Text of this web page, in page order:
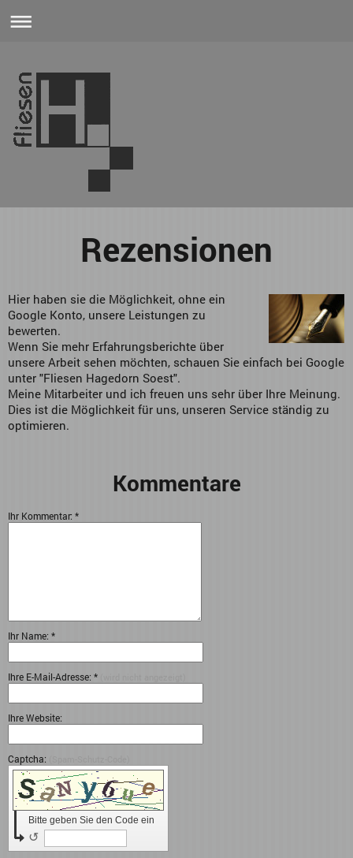
Rezensionen
Hier haben sie die Möglichkeit, ohne ein
Google Konto, unsere Leistungen zu
bewerten.
Wenn Sie mehr Erfahrungsberichte über
unsere Arbeit sehen möchten, schauen Sie einfach bei Google
unter "Fliesen Hagedorn Soest".
Meine Mitarbeiter und ich freuen uns sehr über Ihre Meinung.
Dies ist die Möglichkeit für uns, unseren Service ständig zu
optimieren.
Kommentare
Ihr Kommentar: *
Ihr Name: *
Ihre E-Mail-Adresse: *
Ihre Website:
Captcha:
Bitte geben Sie den Code ein
↺